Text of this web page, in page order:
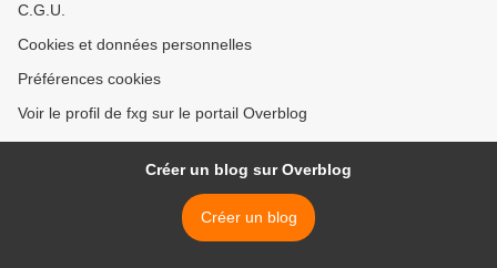
C.G.U.
Cookies et données personnelles
Préférences cookies
Voir le profil de fxg sur le portail Overblog
Créer un blog sur Overblog
Créer un blog